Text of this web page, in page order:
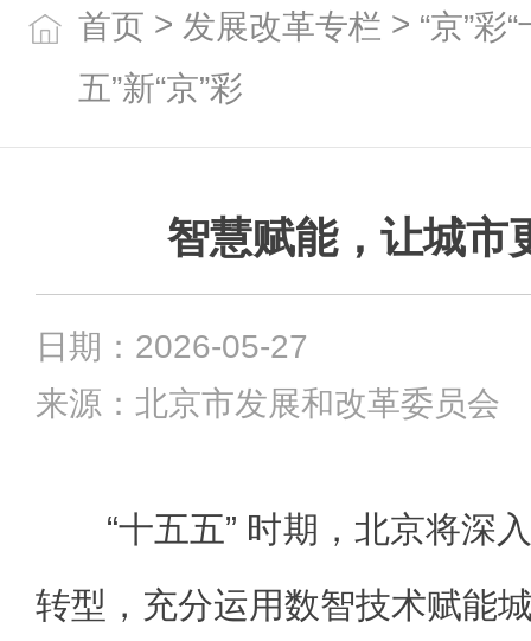
首页 > 发展改革专栏 > “京”彩
五”新“京”彩
智慧赋能，让城市
日期：2026-05-27
来源：北京市发展和改革委员会
“十五五” 时期，北京将深
转型，充分运用数智技术赋能